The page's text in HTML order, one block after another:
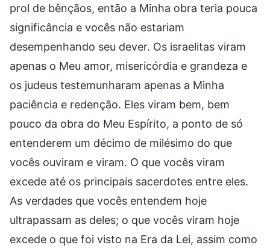
prol de bênçãos, então a Minha obra teria pouca
significância e vocês não estariam
desempenhando seu dever. Os israelitas viram
apenas o Meu amor, misericórdia e grandeza e
os judeus testemunharam apenas a Minha
paciência e redenção. Eles viram bem, bem
pouco da obra do Meu Espírito, a ponto de só
entenderem um décimo de milésimo do que
vocês ouviram e viram. O que vocês viram
excede até os principais sacerdotes entre eles.
As verdades que vocês entendem hoje
ultrapassam as deles; o que vocês viram hoje
excede o que foi visto na Era da Lei, assim como